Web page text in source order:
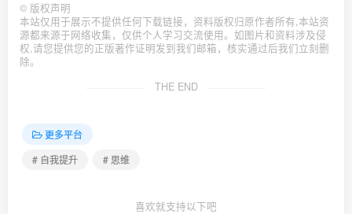
© 版权声明
本站仅用于展示不提供任何下载链接，资料版权归原作者所有,本站资
源都来源于网络收集，仅供个人学习交流使用。如图片和资料涉及侵
权,请您提供您的正版著作证明发到我们邮箱，核实通过后我们立刻删
除。
THE END
更多平台
# 自我提升
# 思维
喜欢就支持以下吧